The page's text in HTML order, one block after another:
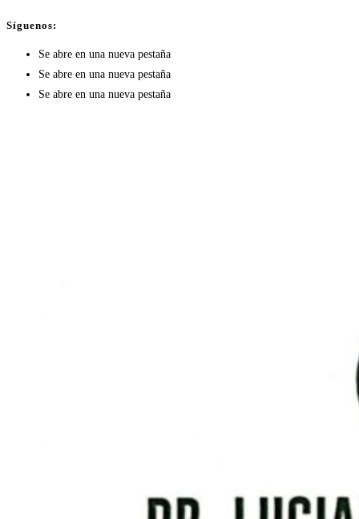
Síguenos:
Se abre en una nueva pestaña
Se abre en una nueva pestaña
Se abre en una nueva pestaña